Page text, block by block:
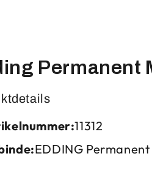
Permanent
11312
EDDING